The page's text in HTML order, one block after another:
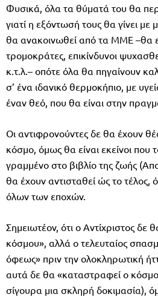
Φυσικά, όλα τα θύματά του θα
γιατί η εξόντωσή τους θα γίνει
θα ανακοινωθεί από τα ΜΜΕ –θα
τρομοκράτες, επικίνδυνοι
κ.τ.λ.– οπότε όλα θα πηγαίνουν
σ’ ένα ιδανικό θερμοκήπιο, με
έναν θεό, που θα είναι στην
Οι αντιφρονούντες δε θα έχουν
κόσμο, όμως θα είναι εκείνοι που
γραμμένο στο βιβλίο της ζωής
θα έχουν αντισταθεί ώς το τέλος,
όλων των εποχών.
Σημειωτέον, ότι ο Αντίχριστος δε
κόσμου», αλλά ο τελευταίος
όφεως» πριν την ολοκληρωτική
αυτά δε θα «καταστραφεί ο
σίγουρα μια σκληρή δοκιμασία),